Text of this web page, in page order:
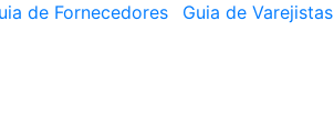
de Fornecedores Guia de Varejistas